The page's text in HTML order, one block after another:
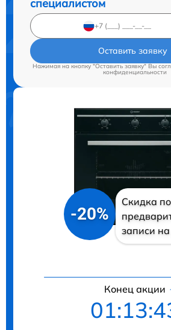
специалистом
Оставить заявку
Нажимая на кнопку "Оставить заявку" Вы
конфиденциальности
-20%
Скидка по
записи на
Конец акции